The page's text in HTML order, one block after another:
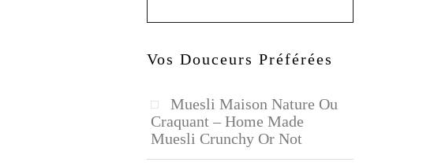
Vos Douceurs Préférées
Muesli Maison Nature Ou
Craquant – Home Made
Muesli Crunchy Or Not